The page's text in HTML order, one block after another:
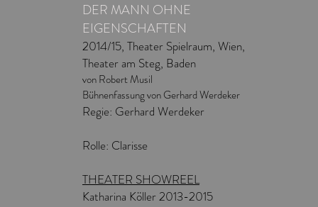
DER MANN OHNE
EIGENSCHAFTEN
2014/15, Theater Spielraum, Wien,
Theater am Steg, Baden
von Robert Musil
Bühnenfassung von Gerhard Werdeker
Regie: Gerhard Werdeker
Rolle: Clarisse
THEATER SHOWREEL
Katharina Köller 2013-2015